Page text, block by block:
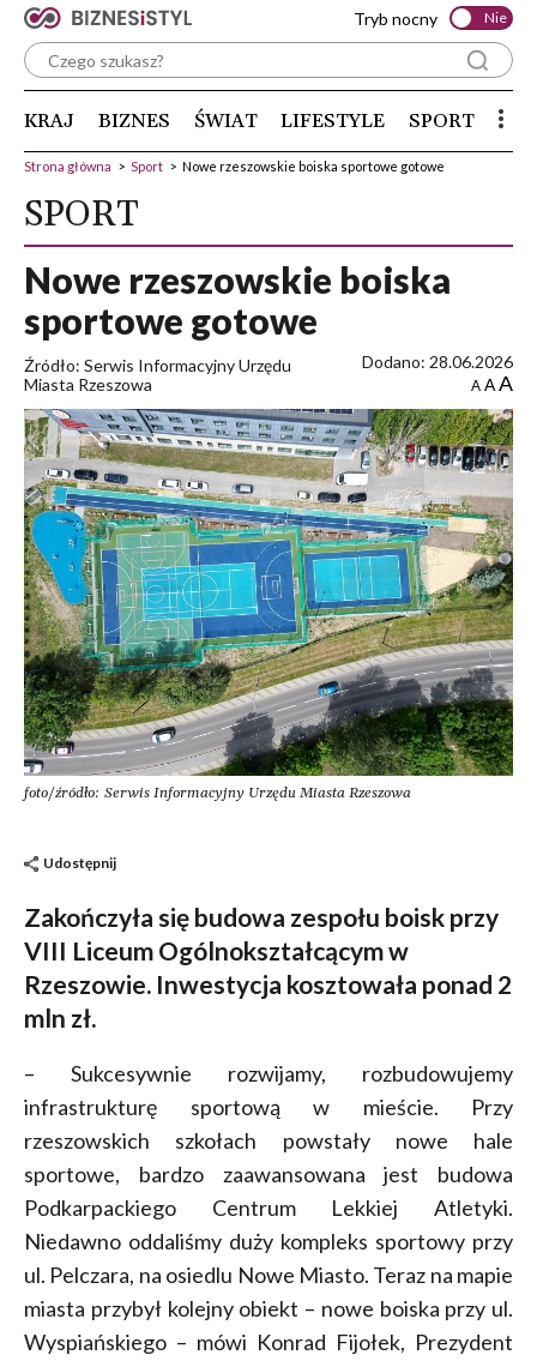
Tryb nocny Nie
KRAJ BIZNES ŚWIAT LIFESTYLE SPORT
Strona główna > Sport > Nowe rzeszowskie boiska sportowe gotowe
SPORT
Nowe rzeszowskie boiska
sportowe gotowe
Źródło: Serwis Informacyjny Urzędu
Miasta Rzeszowa
Dodano: 28.06.2026
A AA
foto/źródło: Serwis Informacyjny Urzędu Miasta Rzeszowa
Udostępnij
Zakończyła się budowa zespołu boisk przy
VIII Liceum Ogólnokształcącym w
Rzeszowie. Inwestycja kosztowała ponad 2
mln zł.
– Sukcesywnie rozwijamy, rozbudowujemy
infrastrukturę sportową w mieście. Przy
rzeszowskich szkołach powstały nowe hale
sportowe, bardzo zaawansowana jest budowa
Podkarpackiego Centrum Lekkiej Atletyki.
Niedawno oddaliśmy duży kompleks sportowy przy
ul. Pelczara, na osiedlu Nowe Miasto. Teraz na mapie
miasta przybył kolejny obiekt – nowe boiska przy ul.
Wyspiańskiego – mówi Konrad Fijołek, Prezydent